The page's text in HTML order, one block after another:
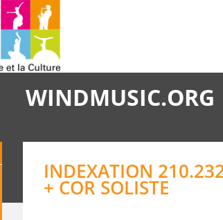
WINDMUSIC.ORG
INDEXATION
+ COR SOLISTE